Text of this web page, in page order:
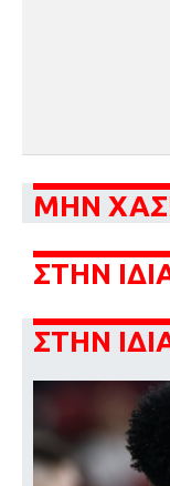
ΜΗΝ
ΣΤΗΝ
ΣΤΗΝ